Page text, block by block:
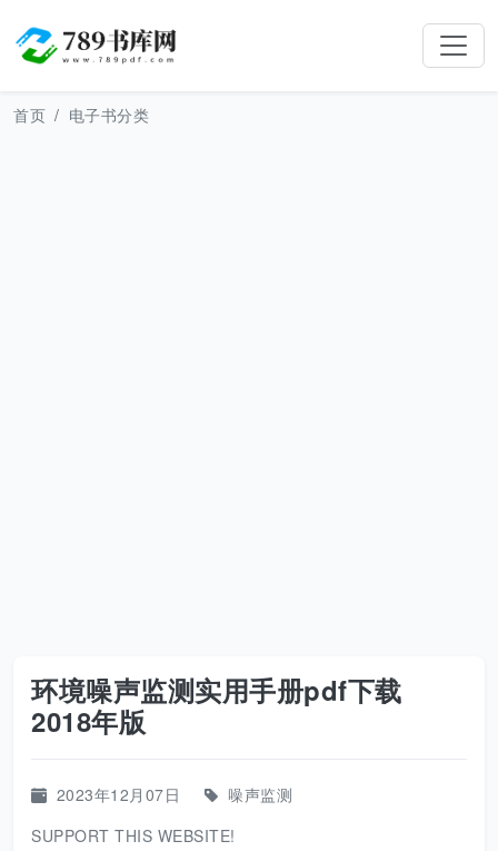
首页 电子书分类
环境噪声监测实用手册pdf下载
2018年版
2023年12月07日
噪声监测
SUPPORT THIS WEBSITE!